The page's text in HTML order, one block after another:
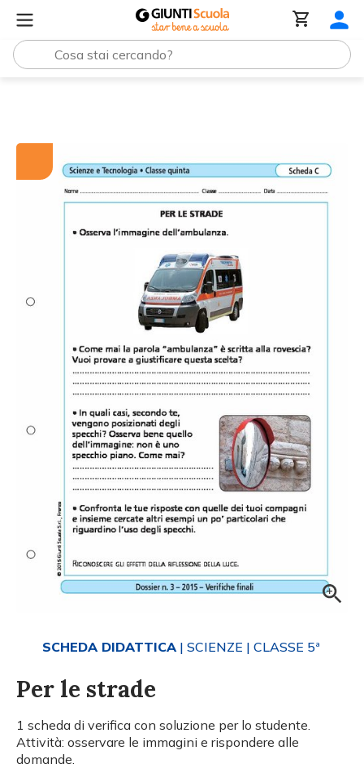
SCHEDA DIDATTICA | SCIENZE | CLASSE 5ª
Per le strade
1 scheda di verifica con soluzione per lo studente.
Attività: osservare le immagini e rispondere alle
domande.